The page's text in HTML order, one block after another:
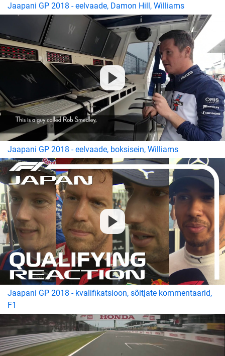
Jaapani GP 2018 - eelvaade, Damon Hill, Williams
Jaapani GP 2018 - eelvaade, boksisein, Williams
Jaapani GP 2018 - kvalifikatsioon, sõitjate kommentaarid,
F1